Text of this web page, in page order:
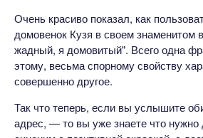
Очень красиво показал, как
домовенок Кузя в своем знаменитом
жадный, я домовитый". Всего одна
этому, весьма спорному свойству
совершенно другое.
Так что теперь, если вы услышите
адрес, — то вы уже знаете что нужно